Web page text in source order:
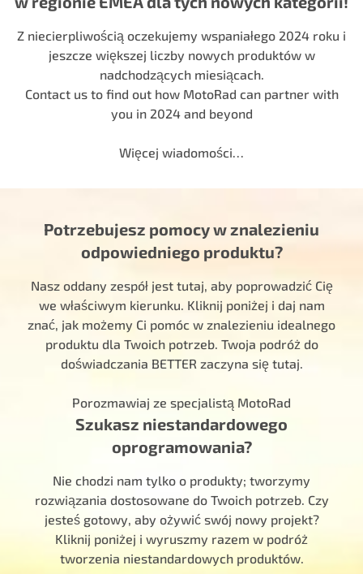
Z niecierpliwością oczekujemy wspaniałego 2024 roku i
jeszcze większej liczby nowych produktów w
nadchodzących miesiącach.
Contact us to find out how MotoRad can partner with
you in 2024 and beyond
Więcej wiadomości…
Potrzebujesz pomocy w znalezieniu
odpowiedniego produktu?
Nasz oddany zespół jest tutaj, aby poprowadzić Cię
we właściwym kierunku. Kliknij poniżej i daj nam
znać, jak możemy Ci pomóc w znalezieniu idealnego
produktu dla Twoich potrzeb. Twoja podróż do
doświadczania BETTER zaczyna się tutaj.
Porozmawiaj ze specjalistą MotoRad
Szukasz niestandardowego
oprogramowania?
Nie chodzi nam tylko o produkty; tworzymy
rozwiązania dostosowane do Twoich potrzeb. Czy
jesteś gotowy, aby ożywić swój nowy projekt?
Kliknij poniżej i wyruszmy razem w podróż
tworzenia niestandardowych produktów.